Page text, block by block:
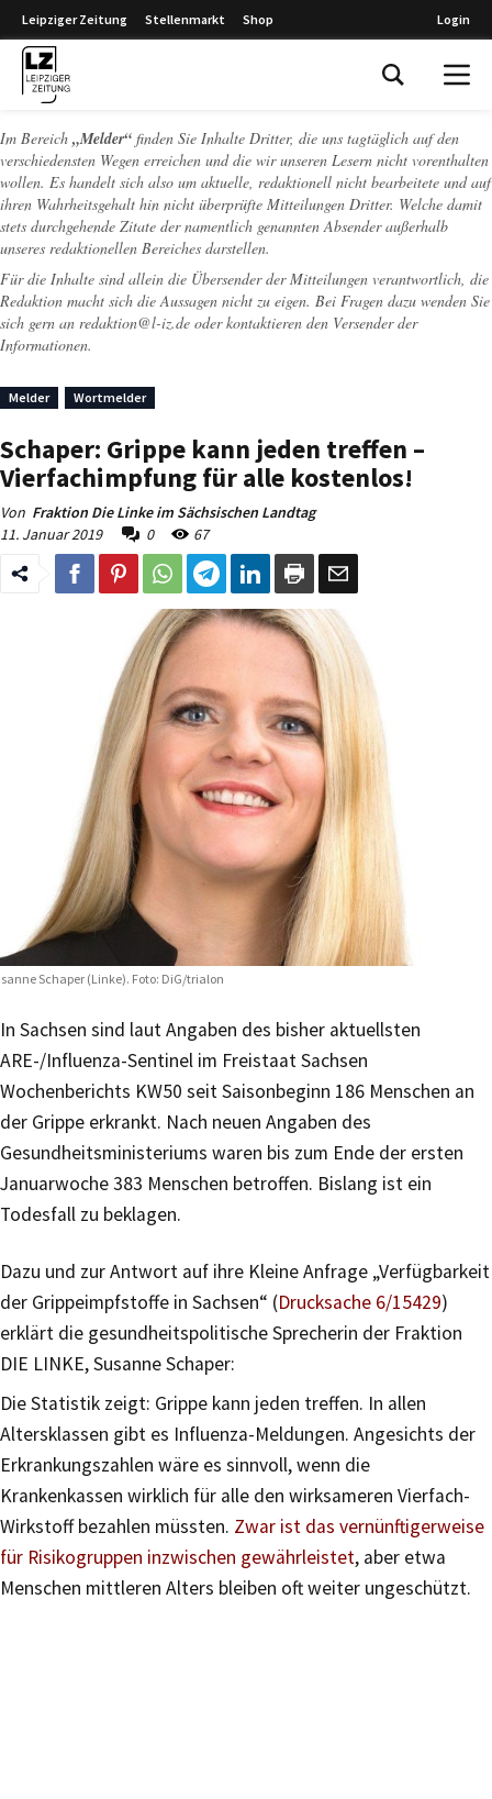
Leipziger Zeitung Stellenmarkt Shop Login
Im Bereich „Melder“ finden Sie Inhalte Dritter, die uns tagtäglich auf den
verschiedensten Wegen erreichen und die wir unseren Lesern nicht vorenthalten
wollen. Es handelt sich also um aktuelle, redaktionell nicht bearbeitete und auf
ihren Wahrheitsgehalt hin nicht überprüfte Mitteilungen Dritter. Welche damit
stets durchgehende Zitate der namentlich genannten Absender außerhalb
unseres redaktionellen Bereiches darstellen.
Für die Inhalte sind allein die Übersender der Mitteilungen verantwortlich, die
Redaktion macht sich die Aussagen nicht zu eigen. Bei Fragen dazu wenden Sie
sich gern an redaktion@l-iz.de oder kontaktieren den Versender der
Informationen.
Melder Wortmelder
Schaper: Grippe kann jeden treffen –
Vierfachimpfung für alle kostenlos!
Von Fraktion Die Linke im Sächsischen Landtag
11. Januar 2019
0 67
Schaper (Linke). Foto: DiG/trialon
In Sachsen sind laut Angaben des bisher aktuellsten
ARE-/Influenza-Sentinel im Freistaat Sachsen
Wochenberichts KW50 seit Saisonbeginn 186 Menschen an
der Grippe erkrankt. Nach neuen Angaben des
Gesundheitsministeriums waren bis zum Ende der ersten
Januarwoche 383 Menschen betroffen. Bislang ist ein
Todesfall zu beklagen.
Dazu und zur Antwort auf ihre Kleine Anfrage „Verfügbarkeit
der Grippeimpfstoffe in Sachsen“ (Drucksache 6/15429)
erklärt die gesundheitspolitische Sprecherin der Fraktion
DIE LINKE, Susanne Schaper:
Die Statistik zeigt: Grippe kann jeden treffen. In allen
Altersklassen gibt es Influenza-Meldungen. Angesichts der
Erkrankungszahlen wäre es sinnvoll, wenn die
Krankenkassen wirklich für alle den wirksameren Vierfach-
Wirkstoff bezahlen müssten. Zwar ist das vernünftigerweise
für Risikogruppen inzwischen gewährleistet, aber etwa
Menschen mittleren Alters bleiben oft weiter ungeschützt.